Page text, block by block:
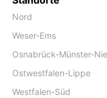
Nord
Weser-Ems
Osnabrück-Münster-
Ostwestfalen-Lippe
Westfalen-Süd